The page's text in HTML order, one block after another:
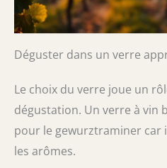
Déguster dans un verre
Le choix du verre joue un
dégustation. Un verre à vin
pour le gewurztraminer
les arômes.